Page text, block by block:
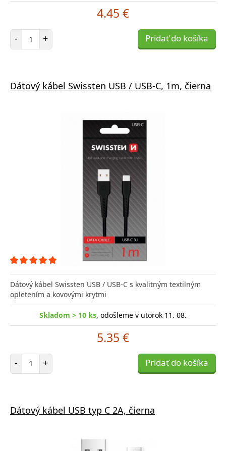
4.45 €
- Počet položiek
+ Pridať do košíka
Dátový kábel Swissten USB / USB-C, 1m, čierna
Dátový kábel Swissten USB / USB-C s kvalitným textilným
opletením a kovovými krytmi
Skladom > 10 ks, odošleme v utorok 11. 08.
5.35 €
- Počet položiek
+ Pridať do košíka
Dátový kábel USB typ C 2A, čierna